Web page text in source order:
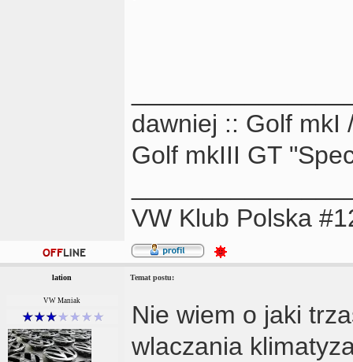
dawniej :: Golf mkI
Golf mkIII GT
VW Klub Polska
lation Temat postu:
VW Maniak
Nie wiem o jaki
wlaczania